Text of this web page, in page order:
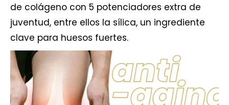
de colágeno con 5 potenciadores extra de
juventud, entre ellos la sílica, un ingrediente
clave para huesos fuertes.